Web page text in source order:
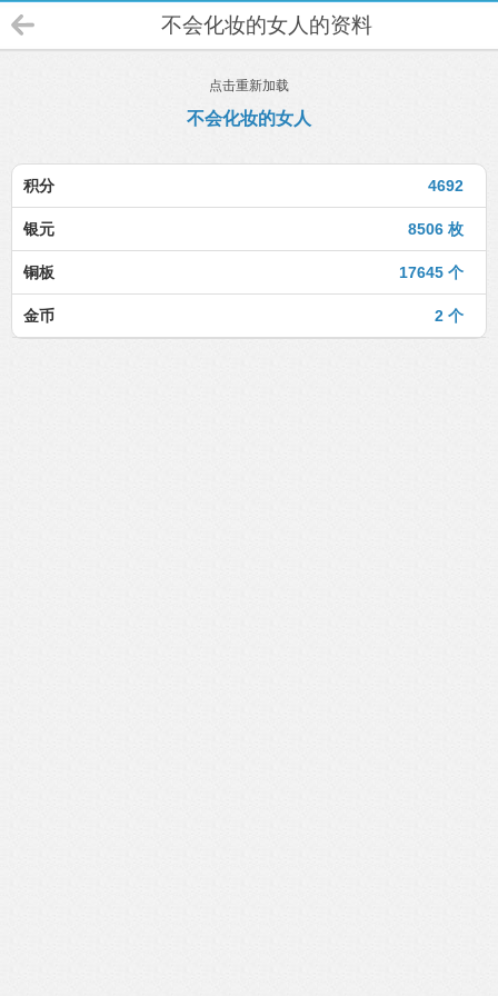
不会化妆的女人的资料
点击重新加载
不会化妆的女人
4692
积分
8506 枚
银元
17645 个
铜板
2 个
金币